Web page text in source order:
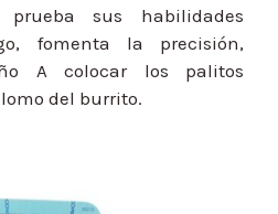
sus habilidades
fomenta la precisión,
A colocar los palitos
del burrito.